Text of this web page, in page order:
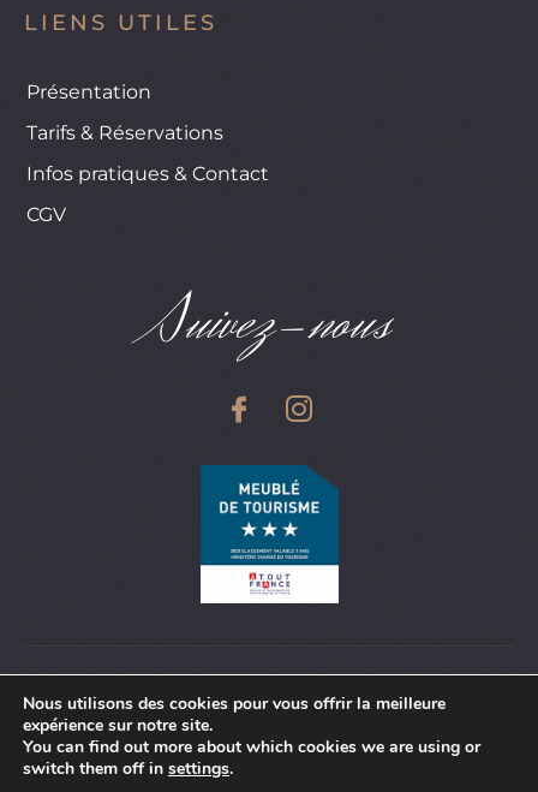
LIENS UTILES
Présentation
Tarifs & Réservations
Infos pratiques & Contact
CGV
Suivez-nous
©2022 Tous droits réservés Pour toi et moi –Mentions
Légales–Politique de confidentialité
hébergé parIdeo Point Com
Nous utilisons des cookies pour vous offrir la meilleure
expérience sur notre site.
You can find out more about which cookies we are using or
switch them off in settings.